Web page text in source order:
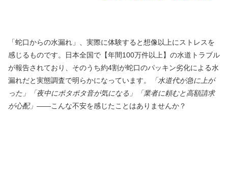
「蛇口からの水漏れ」、実際に体験すると想像以上にストレスを
感じるものです。日本全国で【年間100万件以上】の水道トラブル
が報告されており、そのうち約4割が蛇口のパッキン劣化による水
漏れだと実態調査で明らかになっています。
「水道代が急に上が
った」「夜中にポタポタ音が気になる」「業者に頼むと高額請求
が心配」 ——こんな不安を感じたことはありませんか？